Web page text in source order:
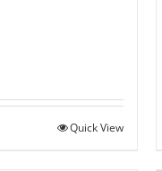
Quick View